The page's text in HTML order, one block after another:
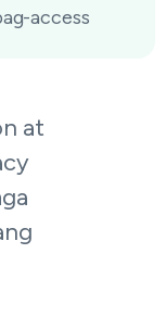
access
at